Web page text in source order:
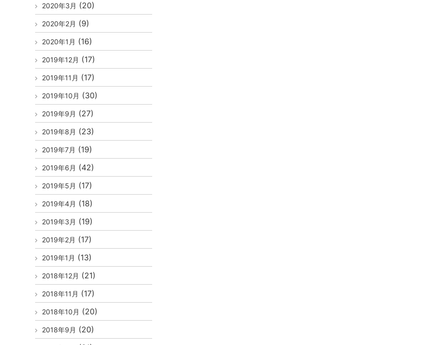
2020年3月 (20)
2020年2月 (9)
2020年1月 (16)
2019年12月 (17)
2019年11月 (17)
2019年10月 (30)
2019年9月 (27)
2019年8月 (23)
2019年7月 (19)
2019年6月 (42)
2019年5月 (17)
2019年4月 (18)
2019年3月 (19)
2019年2月 (17)
2019年1月 (13)
2018年12月 (21)
2018年11月 (17)
2018年10月 (20)
2018年9月 (20)